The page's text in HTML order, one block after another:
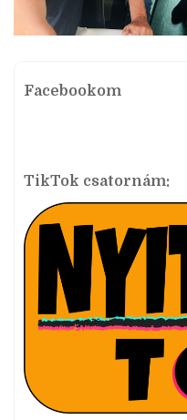
Facebookom
TikTok csatornám: